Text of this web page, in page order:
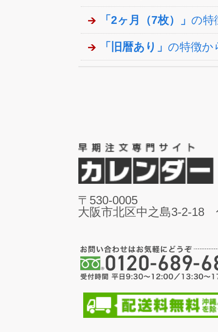
「2ヶ月（7枚）」 の特
「旧暦あり」 の特徴か
〒530-0005
大阪市北区中之島3-2-18